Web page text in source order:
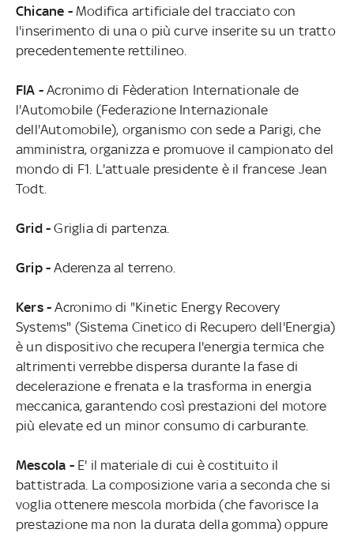
Chicane -Modifica artificiale del tracciato con
l'inserimento di una o più curve inserite su un tratto
precedentemente rettilineo.
FIA -Acronimo di Fèderation Internationale de
l'Automobile (Federazione Internazionale
dell'Automobile), organismo con sede a Parigi, che
amministra, organizza e promuove il campionato del
mondo di F1. L'attuale presidente è il francese Jean
Todt.
Grid - Griglia di partenza.
Grip - Aderenza al terreno.
Kers - Acronimo di "Kinetic Energy Recovery
Systems" (Sistema Cinetico di Recupero dell'Energia)
è un dispositivo che recupera l'energia termica che
altrimenti verrebbe dispersa durante la fase di
decelerazione e frenata e la trasforma in energia
meccanica, garantendo così prestazioni del motore
più elevate ed un minor consumo di carburante.
Mescola -E' il materiale di cui è costituito il
battistrada. La composizione varia a seconda che si
voglia ottenere mescola morbida (che favorisce la
prestazione ma non la durata della gomma) oppure